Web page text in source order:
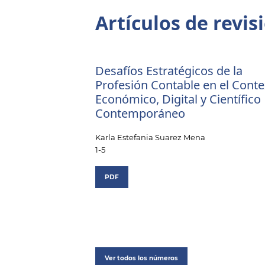
Artículos de
Desafíos Estratégicos de la
Profesión Contable en el
Económico, Digital y Científico
Contemporáneo
Karla Estefania Suarez Mena
1-5
PDF
Ver todos los números